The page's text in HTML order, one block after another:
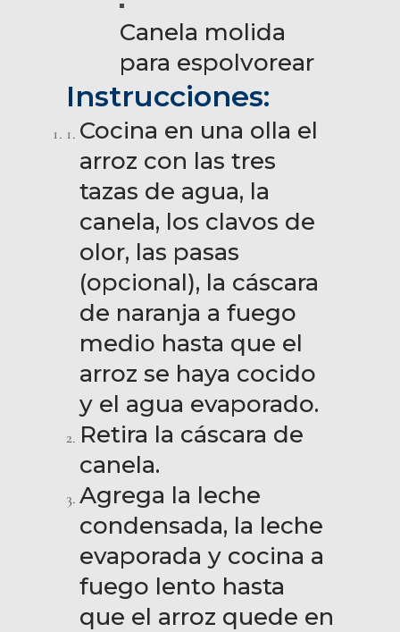
Canela molida
para espolvorear
Instrucciones:
Cocina en una olla el
arroz con las tres
tazas de agua, la
canela, los clavos de
olor, las pasas
(opcional), la cáscara
de naranja a fuego
medio hasta que el
arroz se haya cocido
y el agua evaporado.
Retira la cáscara de
canela.
Agrega la leche
condensada, la leche
evaporada y cocina a
fuego lento hasta
que el arroz quede en